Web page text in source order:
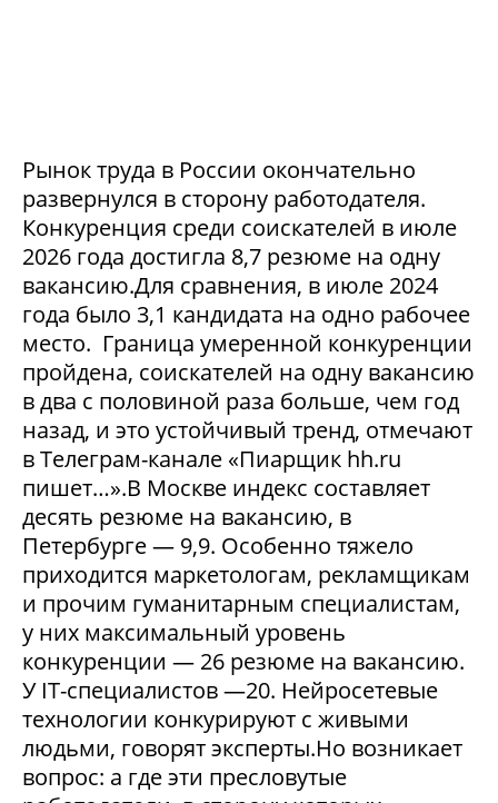
Рынок труда в России окончательно
развернулся в сторону работодателя.
Конкуренция среди соискателей в июле
2026 года достигла 8,7 резюме на одну
вакансию.Для сравнения, в июле 2024
года было 3,1 кандидата на одно рабочее
место. Граница умеренной конкуренции
пройдена, соискателей на одну вакансию
в два с половиной раза больше, чем год
назад, и это устойчивый тренд, отмечают
в Телеграм-канале «Пиарщик hh.ru
пишет…».В Москве индекс составляет
десять резюме на вакансию, в
Петербурге — 9,9. Особенно тяжело
приходится маркетологам, рекламщикам
и прочим гуманитарным специалистам,
у них максимальный уровень
конкуренции — 26 резюме на вакансию.
У IT-специалистов —20. Нейросетевые
технологии конкурируют с живыми
людьми, говорят эксперты.Но возникает
вопрос: а где эти пресловутые